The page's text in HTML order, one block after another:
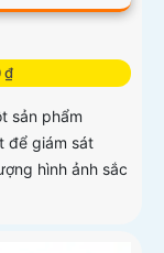
₫
sản phẩm
để giám sát
hình ảnh sắc